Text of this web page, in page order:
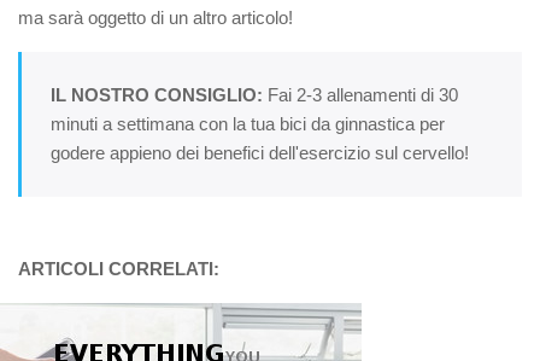
ma sarà oggetto di un altro articolo!
IL NOSTRO CONSIGLIO: Fai 2-3 allenamenti di 30
minuti a settimana con la tua bici da ginnastica per
godere appieno dei benefici dell'esercizio sul cervello!
ARTICOLI CORRELATI: